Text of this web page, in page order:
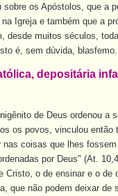
sobre os Apóstolos, que a
Igreja e também que a
desde muitos séculos,
é, sem dúvida, blasfemo.
depositária
de Deus ordenou a
os povos, vinculou então
nas coisas que lhes
por Deus" (At.
Cristo, o de ensinar e o de
que não podem deixar de